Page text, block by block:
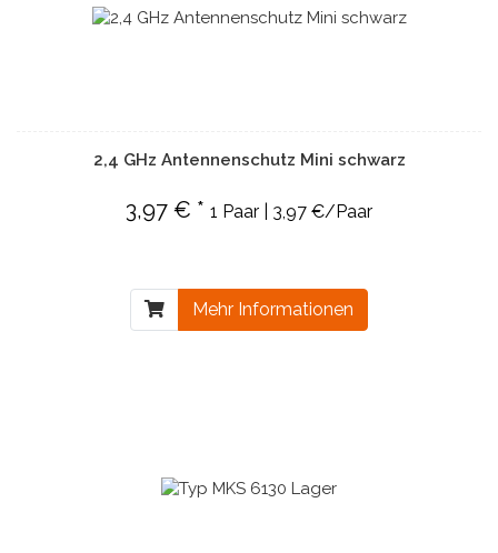
2,4 GHz Antennenschutz Mini schwarz
3,97 € * 1 Paar | 3,97 €/Paar
Mehr Informationen